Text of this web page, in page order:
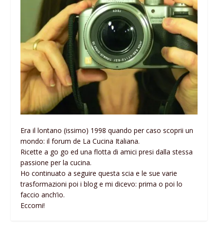
Era il lontano (issimo) 1998 quando per caso scoprii un
mondo: il forum de La Cucina Italiana.
Ricette a go go ed una flotta di amici presi dalla stessa
passione per la cucina.
Ho continuato a seguire questa scia e le sue varie
trasformazioni poi i blog e mi dicevo: prima o poi lo
faccio anch’io.
Eccomi!